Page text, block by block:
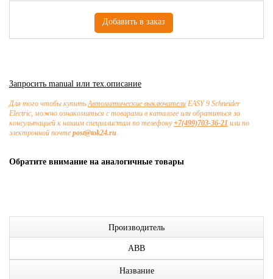
Запросить manual или тех.описание
Для того чтобы купитьАвтоматические выключатели EASY 9 Schneider
Electric, можно ознакомиться с товарами в каталоге или обратиться за
консультацией к нашим специалистам по телефону+7(499)703-36-21 или по
электронной почте post@tok24.ru.
Обратите внимание на аналогичные товары
Производитель
ABB
Название